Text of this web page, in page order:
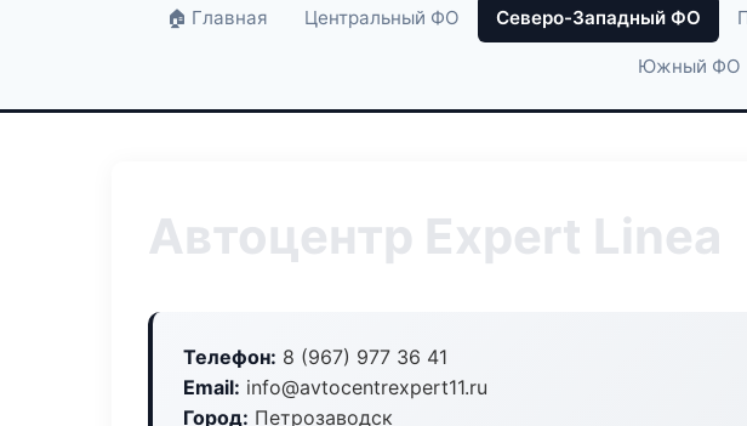
🏠 Главная Центральный ФО Северо-Западный ФО
Южный ФО
Автоцентр Expert Linea
Телефон: 8 (967) 977 36 41
Email: info@avtocentrexpert11.ru
Город: Петрозаводск